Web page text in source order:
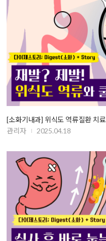
[소화기내과] 위식도 역류질환 치료
관리자
2025.04.18